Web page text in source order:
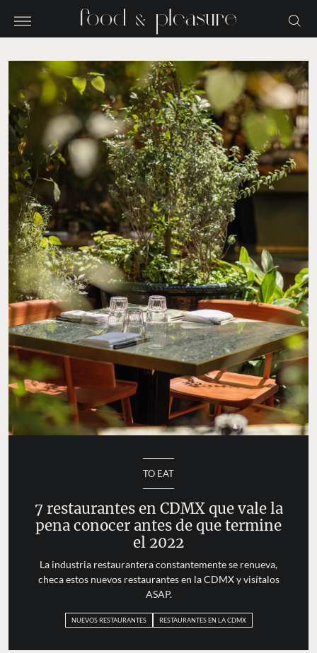
TO EAT
7 restaurantes en CDMX que vale la
pena conocer antes de que termine
el 2022
La industria restaurantera constantemente se renueva,
checa estos nuevos restaurantes en la CDMX y visítalos
ASAP.
NUEVOS RESTAURANTES RESTAURANTES EN LA CDMX